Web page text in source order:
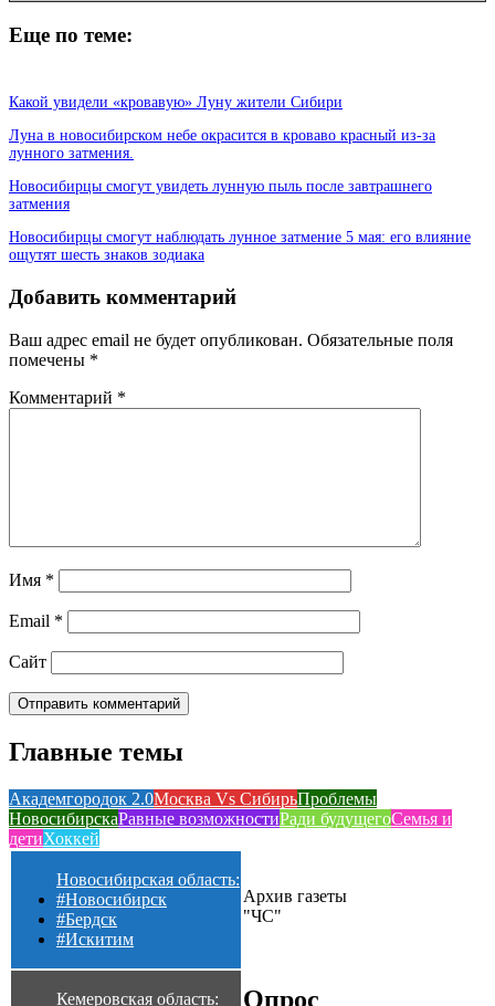
Еще по теме:
Какой увидели «кровавую» Луну жители Сибири
Луна в новосибирском небе окрасится в кроваво красный из-за
лунного затмения.
Новосибирцы смогут увидеть лунную пыль после завтрашнего
затмения
Новосибирцы смогут наблюдать лунное затмение 5 мая: его влияние
ощутят шесть знаков зодиака
Добавить комментарий
Ваш адрес email не будет опубликован. Обязательные поля
помечены *
Комментарий *
Имя *
Email *
Сайт
Главные темы
Академгородок 2.0Москва Vs СибирьПроблемы
НовосибирскаРавные возможностиРади будущегоСемья и
детиХоккей
Новосибирская область:
#Новосибирск
#Бердск
#Искитим
Кемеровская область:
Архив газеты
"ЧС"
Опрос